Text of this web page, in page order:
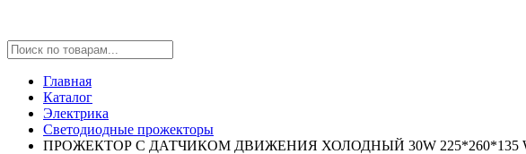
Главная
Каталог
Электрика
Светодиодные прожекторы
ПРОЖЕКТОР С ДАТЧИКОМ ДВИЖЕНИЯ ХОЛОДНЫЙ 30W 225*260*135